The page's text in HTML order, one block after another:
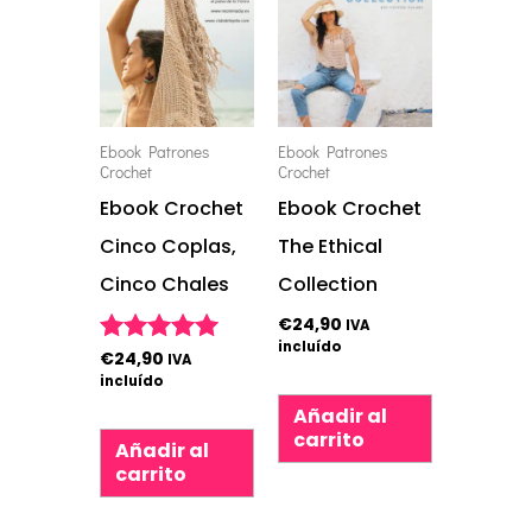
Ebook Patrones
Crochet
Ebook Crochet
Cinco Coplas,
Cinco Chales
Valorado con
5.00
€24,90 IVA
incluído
Añadir al
carrito
Ebook Patrones
Crochet
Ebook Crochet
The Ethical
Collection
€24,90 IVA
incluído
Añadir al
carrito